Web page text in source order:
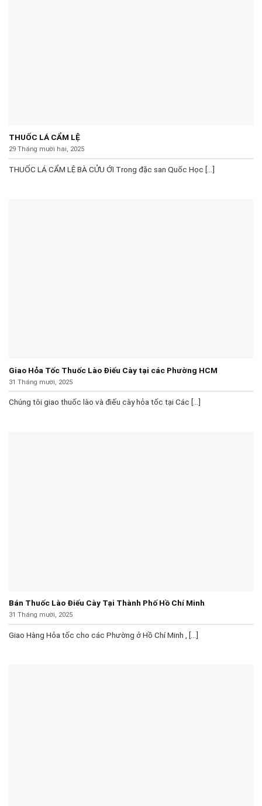
THUỐC LÁ CẨM LỆ
29 Tháng mười hai, 2025
THUỐC LÁ CẨM LỆ BÀ CỬU ỚI Trong đặc san Quốc Học [...]
Giao Hỏa Tốc Thuốc Lào Điếu Cày tại các Phường HCM
31 Tháng mười, 2025
Chúng tôi giao thuốc lào và điếu cày hỏa tốc tại Các [...]
Bán Thuốc Lào Điếu Cày Tại Thành Phố Hồ Chí Minh
31 Tháng mười, 2025
Giao Hàng Hỏa tốc cho các Phường ở Hồ Chí Minh , [...]